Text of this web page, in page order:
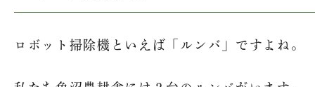
ロボット掃除機といえば「ルンバ」ですよね。